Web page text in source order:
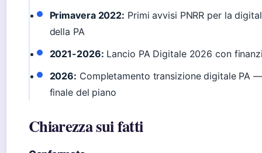
Primavera 2022: Primi avvisi PNRR per la
della PA
2021-2026: Lancio PA Digitale 2026 con
2026: Completamento transizione digitale PA
finale del piano
Chiarezza sui fatti